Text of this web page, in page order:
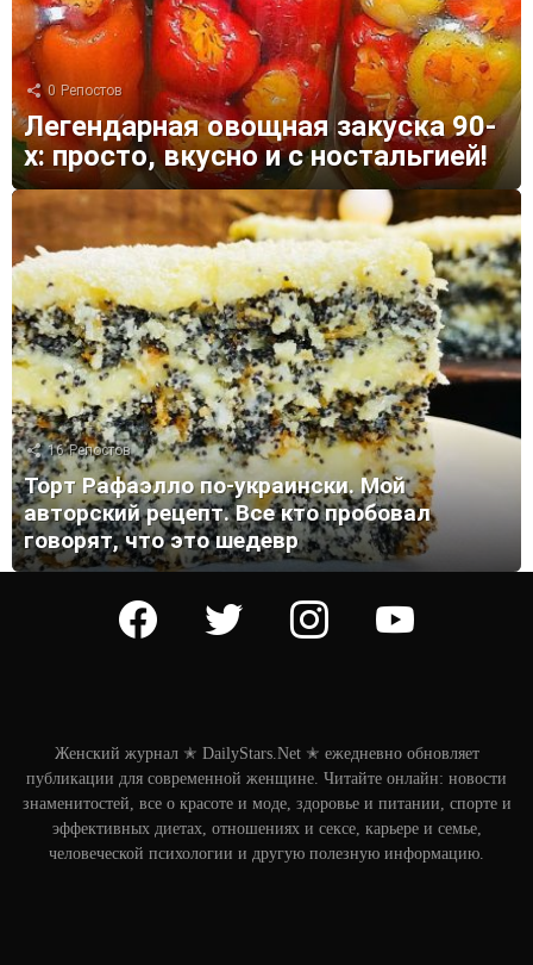
0 Репостов
Легендарная овощная закуска 90-
х: просто, вкусно и с ностальгией!
16 Репостов
Торт Рафаэлло по-украински. Мой
авторский рецепт. Все кто пробовал
говорят, что это шедевр
facebook twitter instagram youtube
Женский журнал ✭ DailyStars.Net ✭ ежедневно обновляет
публикации для современной женщине. Читайте онлайн: новости
знаменитостей, все о красоте и моде, здоровье и питании, спорте и
эффективных диетах, отношениях и сексе, карьере и семье,
человеческой психологии и другую полезную информацию.